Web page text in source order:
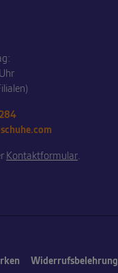
Kontaktformular.
Widerrufsbelehrung